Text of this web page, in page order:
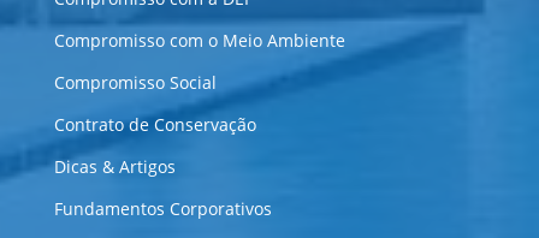
Compromisso com o Meio Ambiente
Compromisso Social
Contrato de Conservação
Dicas & Artigos
Fundamentos Corporativos